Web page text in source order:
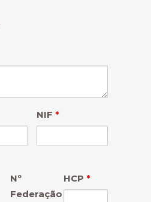
NIF*
Nº
Federação
HCP *